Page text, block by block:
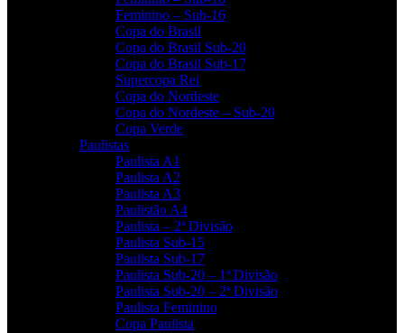
Feminino – Sub-16
Copa do Brasil
Copa do Brasil Sub-20
Copa do Brasil Sub-17
Supercopa Rei
Copa do Nordeste
Copa do Nordeste – Sub-20
Copa Verde
Paulistas
Paulista A1
Paulista A2
Paulista A3
Paulistão A4
Paulista – 2ª Divisão
Paulista Sub-15
Paulista Sub-17
Paulista Sub-20 – 1ª Divisão
Paulista Sub-20 – 2ª Divisão
Paulista Feminino
Copa Paulista